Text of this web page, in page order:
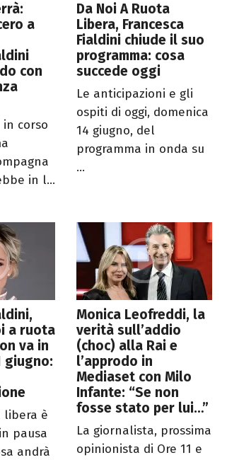
a
con
corso
in l...
Da Noi A Ruota
Libera, Francesca
Fialdini chiude il suo
programma: cosa
succede oggi
Le anticipazioni e gli
ospiti di oggi, domenica
14 giugno, del
programma in onda su
...
a ruota
va in
giugno:
libera è
pausa
andrà
Monica Leofreddi, la
verità sull’addio
(choc) alla Rai e
l’approdo in
Mediaset con Milo
Infante: “Se non
fosse stato per lui…”
La giornalista, prossima
opinionista di Ore 11 e